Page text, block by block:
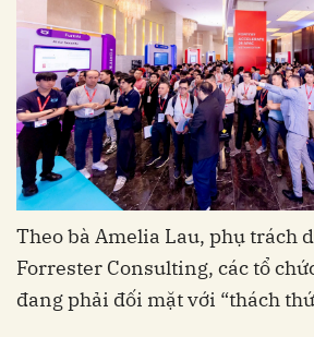
Theo bà Amelia Lau, phụ trách
Forrester Consulting, các tổ
đang phải đối mặt với “thách